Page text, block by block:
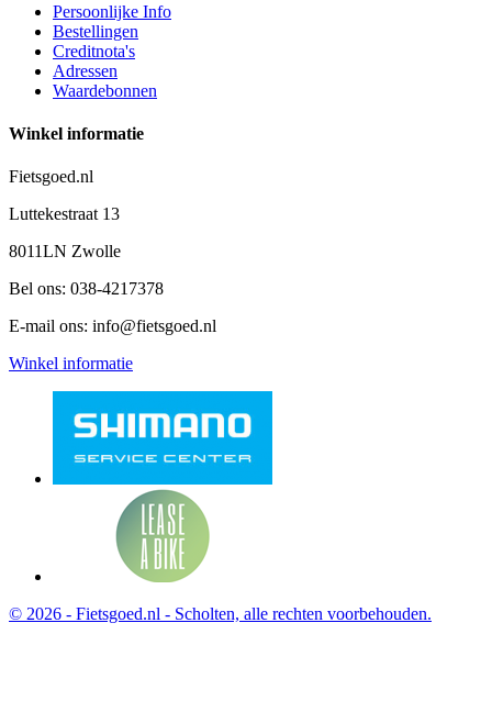
Persoonlijke Info
Bestellingen
Creditnota's
Adressen
Waardebonnen
Winkel informatie
Fietsgoed.nl
Luttekestraat 13
8011LN Zwolle
Bel ons: 038-4217378
E-mail ons: info@fietsgoed.nl
Winkel informatie
© 2026 - Fietsgoed.nl - Scholten, alle rechten voorbehouden.